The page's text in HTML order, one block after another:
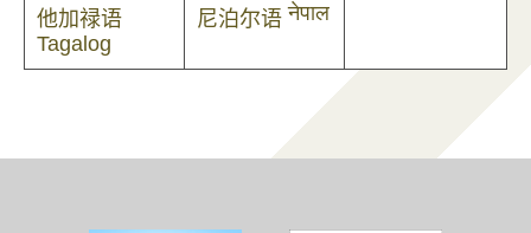
他加禄语
Tagalog
尼泊尔语 नेपाल